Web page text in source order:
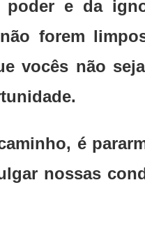
e da
forem
vocês não
é
nossas